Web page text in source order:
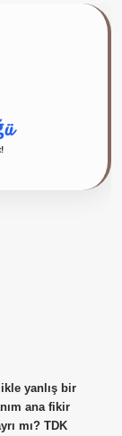
yanlış bir
ana fikir
mı? TDK